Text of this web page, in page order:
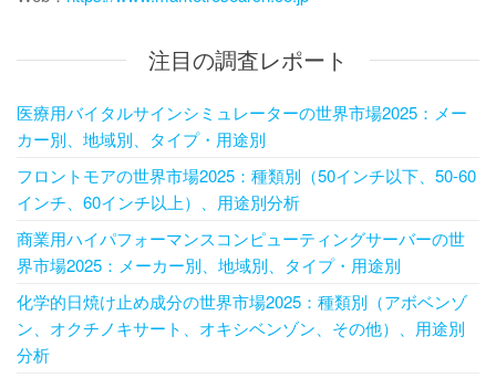
注目の調査レポート
医療用バイタルサインシミュレーターの世界市場2025：メー
カー別、地域別、タイプ・用途別
フロントモアの世界市場2025：種類別（50インチ以下、50-60
インチ、60インチ以上）、用途別分析
商業用ハイパフォーマンスコンピューティングサーバーの世
界市場2025：メーカー別、地域別、タイプ・用途別
化学的日焼け止め成分の世界市場2025：種類別（アボベンゾ
ン、オクチノキサート、オキシベンゾン、その他）、用途別
分析